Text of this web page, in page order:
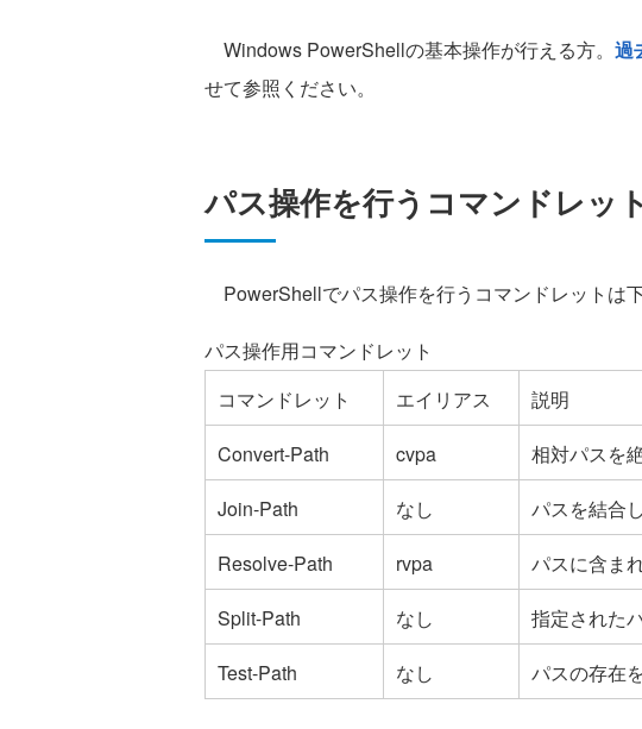
Windows PowerShellの基本操作が行える方。 過
せて参照ください。
パス操作を行うコマンドレット
PowerShellでパス操作を行うコマンドレットは
パス操作用コマンドレット
コマンドレット
エイリアス
説明
Convert-Path
cvpa
相対パスを
Join-Path
なし
パスを結合
Resolve-Path
rvpa
パスに含ま
Split-Path
なし
指定された
Test-Path
なし パスの存在